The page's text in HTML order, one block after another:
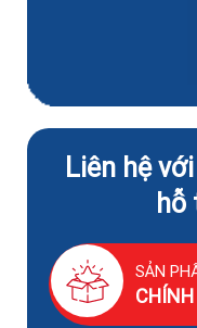
Liên hệ
SẢN